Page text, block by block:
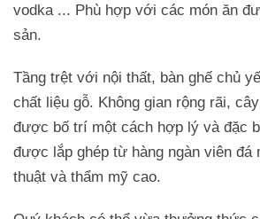
vodka ... Phù hợp với các món ăn
sản.
Tầng trệt với nội thất, bàn ghế chủ
chất liệu gỗ. Không gian rộng rãi,
được bố trí một cách hợp lý và đặc
được lắp ghép từ hàng ngàn viên đá
thuật và thẩm mỹ cao.